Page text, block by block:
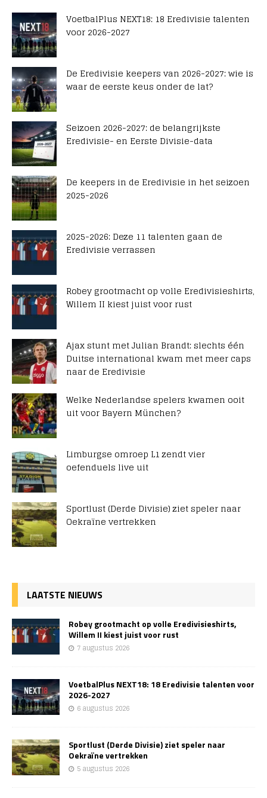
VoetbalPlus NEXT18: 18 Eredivisie talenten
voor 2026-2027
De Eredivisie keepers van 2026-2027: wie is
waar de eerste keus onder de lat?
Seizoen 2026-2027: de belangrijkste
Eredivisie- en Eerste Divisie-data
De keepers in de Eredivisie in het seizoen
2025-2026
2025-2026: Deze 11 talenten gaan de
Eredivisie verrassen
Robey grootmacht op volle Eredivisieshirts,
Willem II kiest juist voor rust
Ajax stunt met Julian Brandt: slechts één
Duitse international kwam met meer caps
naar de Eredivisie
Welke Nederlandse spelers kwamen ooit
uit voor Bayern München?
Limburgse omroep L1 zendt vier
oefenduels live uit
Sportlust (Derde Divisie) ziet speler naar
Oekraïne vertrekken
LAATSTE NIEUWS
Robey grootmacht op volle Eredivisieshirts,
Willem II kiest juist voor rust
7 augustus 2026
VoetbalPlus NEXT18: 18 Eredivisie talenten voor
2026-2027
6 augustus 2026
Sportlust (Derde Divisie) ziet speler naar
Oekraïne vertrekken
5 augustus 2026